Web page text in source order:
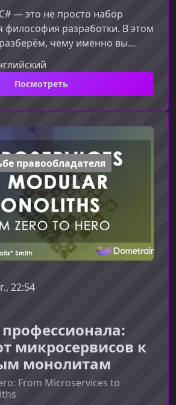
— это не просто набор
философия разработки. В этом
чему именно вы
какие навыки прокачаете и
принципов чистого кода
уровень
любого разработчика.О
основан на подходах,
Мартином, и
реальные задачи разработки
как писать код, который
Посмотреть
22:54
микросервисов к
монолитам
From Microservices to
правообладателя